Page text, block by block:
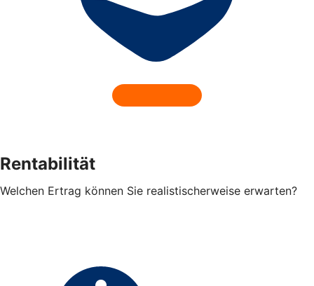
Rentabilität
Welchen Ertrag können Sie realistischerweise erwarten?